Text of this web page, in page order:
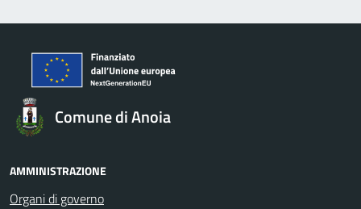
Comune di Anoia
AMMINISTRAZIONE
Organi di governo